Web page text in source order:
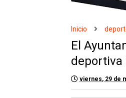
Inicio
El
deportiva
viernes, 29 de